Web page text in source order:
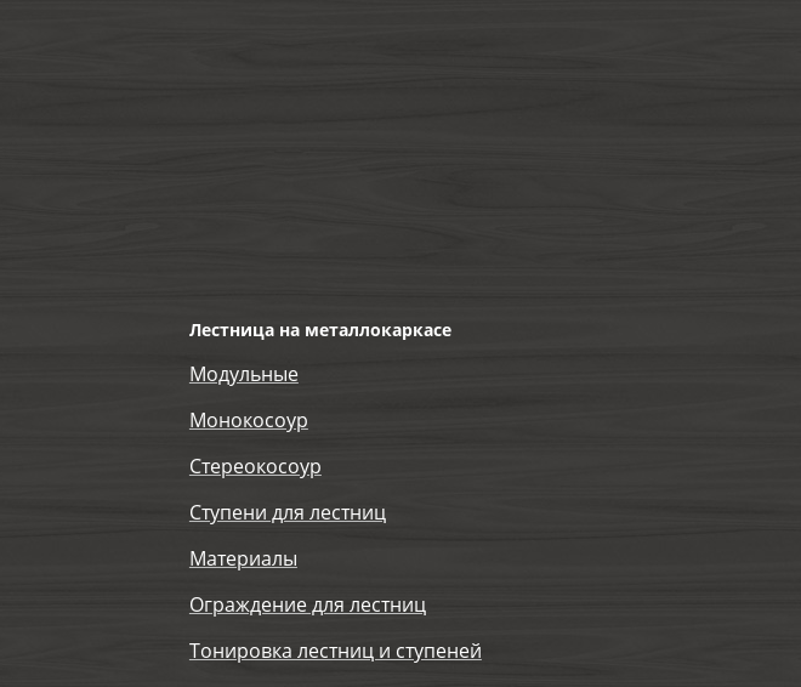
Лестница на металлокаркасе
Модульные
Монокосоур
Стереокосоур
Ступени для лестниц
Материалы
Ограждение для лестниц
Тонировка лестниц и ступеней